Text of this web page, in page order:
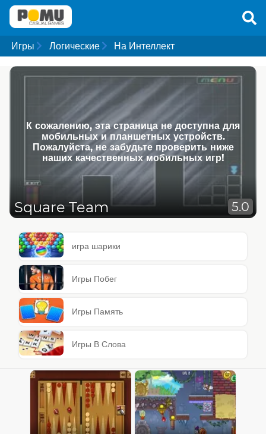
Игры Логические На Интеллект
К сожалению, эта страница не доступна для
мобильных и планшетных устройств.
Пожалуйста, не забудьте проверить ниже
наших качественных мобильных игр!
Square Team 5.0
игра шарики
Игры Побег
Игры Память
Игры В Слова